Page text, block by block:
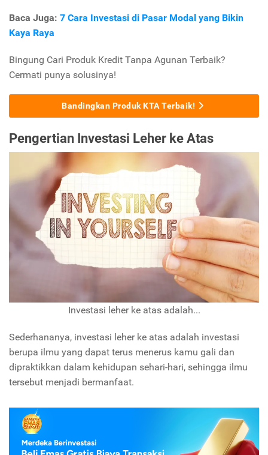
Baca Juga: 7 Cara Investasi di Pasar Modal yang Bikin
Kaya Raya
Bingung Cari Produk Kredit Tanpa Agunan Terbaik?
Cermati punya solusinya!
Bandingkan Produk KTA Terbaik!
Pengertian Investasi Leher ke Atas
Investasi leher ke atas adalah...
Sederhananya, investasi leher ke atas adalah investasi
berupa ilmu yang dapat terus menerus kamu gali dan
dipraktikkan dalam kehidupan sehari-hari, sehingga ilmu
tersebut menjadi bermanfaat.